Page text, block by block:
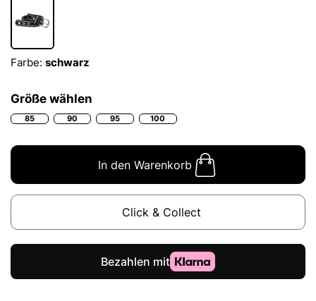
Farbe: schwarz
Größe wählen
85 90 95 100
In den Warenkorb
Click & Collect